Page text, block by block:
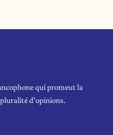
qui promeut la
d'opinions.